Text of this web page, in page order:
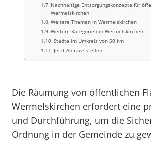
Nachhaltige Entsorgungskonzepte für
Wermelskirchen
Weitere Themen in Wermelskirchen
Weitere Kategorien in Wermelskirchen
Städte im Umkreis von 50 km
Jetzt Anfrage stellen
Die Räumung von öffentlichen
Wermelskirchen erfordert eine
und Durchführung, um die
Ordnung in der Gemeinde zu